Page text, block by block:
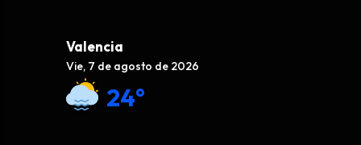
Valencia
Vie, 7 de agosto de 2026
24°